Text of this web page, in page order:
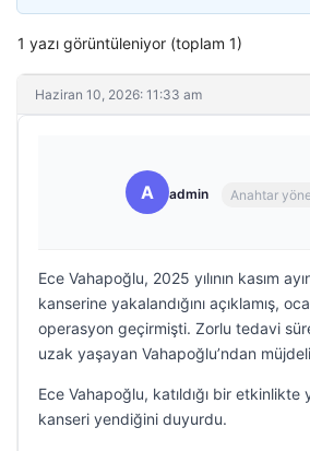
1 yazı görüntüleniyor (toplam 1)
Haziran 10, 2026: 11:33 am
A admin Anahtar
Ece Vahapoğlu, 2025 yılının kasım
kanserine yakalandığını açıklamış,
operasyon geçirmişti. Zorlu tedavi
uzak yaşayan Vahapoğlu’ndan
Ece Vahapoğlu, katıldığı bir etkinlikte
kanseri yendiğini duyurdu.